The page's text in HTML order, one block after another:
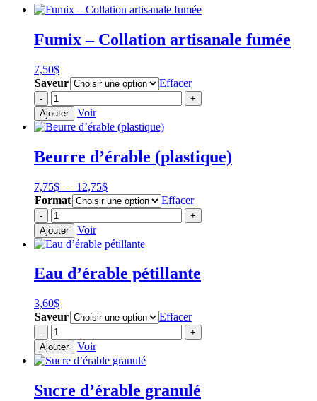
Fumix – Collation artisanale fumée
7,50$
Saveur
Effacer
-
quantité
de
Fumix
-
artisanale
+
Ajouter
Voir
Beurre d’érable (plastique)
7,75$ – 12,75$Plage
de
prix :
7,75$
12,75$
Format Effacer
-
quantité
de
Beurre
d'érable
(plastique)
+
Ajouter
Voir
Eau d’érable pétillante
3,60$
Saveur
Effacer
-
quantité
de
Eau
d'érable
+
Ajouter
Voir
Sucre d’érable granulé